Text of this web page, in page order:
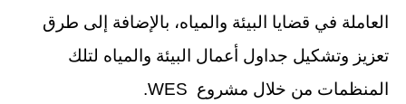
العاملة في قضايا البيئة والمياه، بالإضافة إلى طرق
تعزيز وتشكيل جداول أعمال البيئة والمياه لتلك
المنظمات من خلال مشروع WES.